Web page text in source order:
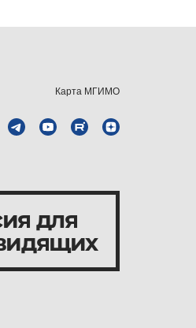
Карта МГИМО
для